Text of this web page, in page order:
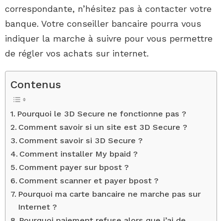
correspondante, n’hésitez pas à contacter votre
banque. Votre conseiller bancaire pourra vous
indiquer la marche à suivre pour vous permettre
de régler vos achats sur internet.
Contenus
Pourquoi le 3D Secure ne fonctionne pas ?
Comment savoir si un site est 3D Secure ?
Comment savoir si 3D Secure ?
Comment installer My bpaid ?
Comment payer sur bpost ?
Comment scanner et payer bpost ?
Pourquoi ma carte bancaire ne marche pas sur
Internet ?